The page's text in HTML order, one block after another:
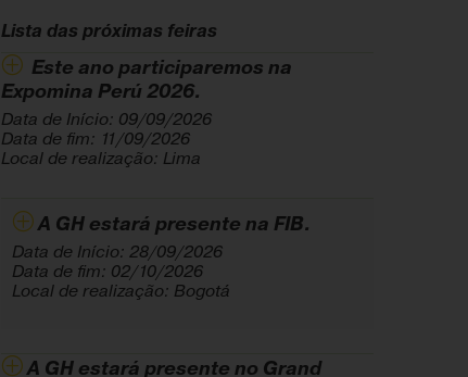
Lista das próximas feiras
Este ano participaremos na
Expomina Perú 2026.
Data de Início: 09/09/2026
Data de fim: 11/09/2026
Local de realização: Lima
A GH estará presente na FIB.
Data de Início: 28/09/2026
Data de fim: 02/10/2026
Local de realização: Bogotá
A GH estará presente no Grand